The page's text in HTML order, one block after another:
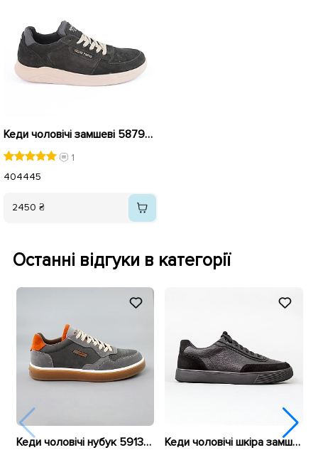
Кеди чоловічі замшеві 587939 Чорні
1
404445
2450 ₴
Останні відгуки в категорії
Кеди чоловічі нубук 591350 Сірі Кеди чоловічі шкіра замш 595600 Чорні